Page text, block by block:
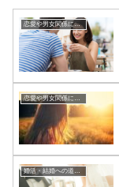
恋愛や男女関係についてのあれこれ
恋愛や男女関係についてのあれこれ
婚活・結婚への道のり